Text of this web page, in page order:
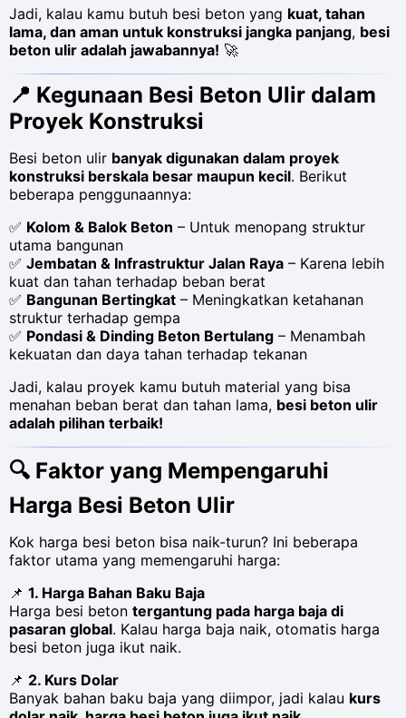
Jadi, kalau kamu butuh besi beton yang kuat, tahan
lama, dan aman untuk konstruksi jangka panjang, besi
beton ulir adalah jawabannya! 🚀
📍 Kegunaan Besi Beton Ulir dalam
Proyek Konstruksi
Besi beton ulir banyak digunakan dalam proyek
konstruksi berskala besar maupun kecil. Berikut
beberapa penggunaannya:
✅ Kolom & Balok Beton – Untuk menopang struktur
utama bangunan
✅ Jembatan & Infrastruktur Jalan Raya – Karena lebih
kuat dan tahan terhadap beban berat
✅ Bangunan Bertingkat – Meningkatkan ketahanan
struktur terhadap gempa
✅ Pondasi & Dinding Beton Bertulang – Menambah
kekuatan dan daya tahan terhadap tekanan
Jadi, kalau proyek kamu butuh material yang bisa
menahan beban berat dan tahan lama, besi beton ulir
adalah pilihan terbaik!
🔍 Faktor yang Mempengaruhi
Harga Besi Beton Ulir
Kok harga besi beton bisa naik-turun? Ini beberapa
faktor utama yang memengaruhi harga:
📌 1. Harga Bahan Baku Baja
Harga besi beton tergantung pada harga baja di
pasaran global. Kalau harga baja naik, otomatis harga
besi beton juga ikut naik.
📌 2. Kurs Dolar
Banyak bahan baku baja yang diimpor, jadi kalau kurs